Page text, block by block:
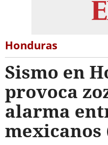
Honduras
Sismo en
provoca
alarma
mexicanos